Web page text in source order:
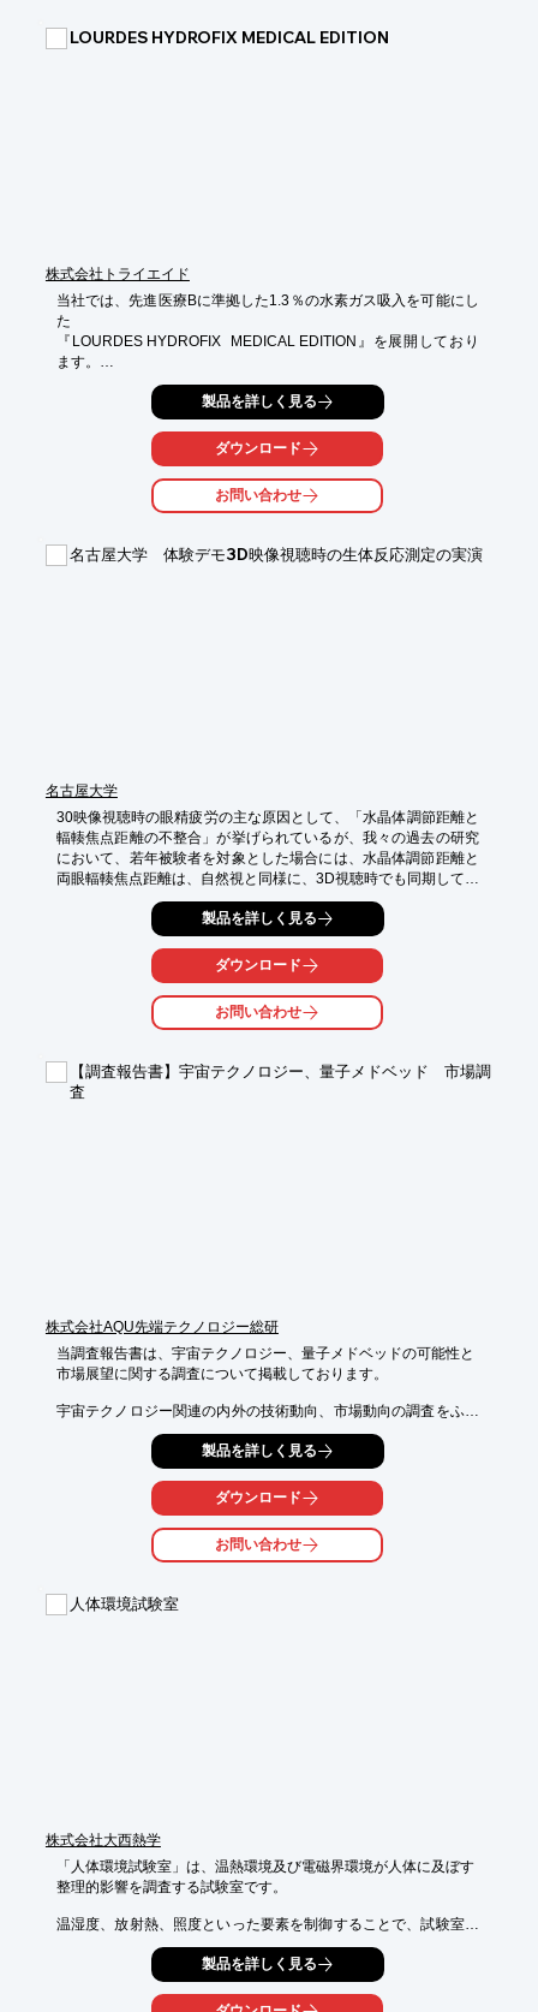
・必要な時に必要な場所で水素を発生可能
LOURDES HYDROFIX MEDICAL EDITION
株式会社トライエイド
当社では、先進医療Bに準拠した1.3％の水素ガス吸入を可能にし
た
『LOURDES HYDROFIX  MEDICAL EDITION』を展開しており
ます。
ナノバブル化された水素ガスを混合することにより、
1.52ppm以上の高濃度水素水を生成します。
また、商品内に含まれるフィルターをセットし、
ゼオライト方式による酸素濃縮を行い、高濃度酸素吸入も可能で
■世界68ヶ国で認められた信頼のオールジャパンブランド
製品を詳しく見る
ダウンロード
お問い合わせ
名古屋大学 体験デモ3D映像視聴時の生体反応測定の実演
名古屋大学
30映像視聴時の眼精疲労の主な原因として、「水晶体調節距離と
輻輳焦点距離の不整合」が挙げられているが、我々の過去の研究
において、若年被験者を対象とした場合には、水晶体調節距離と
両眼輻輳焦点距離は、自然視と同様に、3D視聴時でも同期して変
化していることが分かった。
今回、実際に3D映像視聴時の水晶体調節距離と両眼輻輳焦点距離
の同時計測の実演をし、同期して変化していることを明らかにす
る。なお、3D映像には、オリンパスビジュアルコミュ二ケーショ
ンズ（（株））の商標、Power 3D(TM)を使用する。
製品を詳しく見る
ダウンロード
お問い合わせ
【調査報告書】宇宙テクノロジー、量子メドベッド 市場調
査
株式会社AQU先端テクノロジー総研
当調査報告書は、宇宙テクノロジー、量子メドベッドの可能性と
市場展望に関する調査について掲載しております。
宇宙テクノロジー関連の内外の技術動向、市場動向の調査をふま
宇宙テクノロジー、とりわけ、メドベッド関連の市場動向、市場
さらに、ビジネス戦略構想についてまとめています。
皆様のビジネス開発、研究開発、製品サービス開発にお役立てく
■はじめに／調査概要
製品を詳しく見る
ダウンロード
お問い合わせ
人体環境試験室
株式会社大西熱学
「人体環境試験室」は、温熱環境及び電磁界環境が人体に及ぼす
整理的影響を調査する試験室です。
温湿度、放射熱、照度といった要素を制御することで、試験室内
住居やオフィスビル環境を再現。生活環境や生活様式の快適化に
向けた研究に利用されています。
製品を詳しく見る